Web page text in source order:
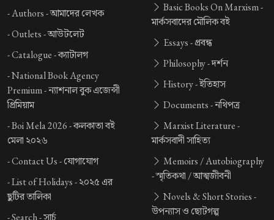
-Authors -আমাদের লেখক
-Outlets -আউটলেট
-Catalogue -ক্যাটালগ
-National Book Agency
Premium -ন্যাশনাল বুক এজেন্সী
প্রিমিয়াম
-Boi Mela 2026 -কলকাতা বই
মেলা ২০২৬
-Contact Us -যোগাযোগ
-List of Holidays -২০২৫ এর
ছুটির তালিকা
Basic Books On Marxism -
মার্কসবাদের মৌলিক বই
Essays -প্রবন্ধ
Philosophy -দর্শন
History -ইতিহাস
Documents -নথিপত্র
Marxist Literature -
মার্কসবাদী সাহিত্য
Memoirs / Autobiography
-স্মৃতিকথা / আত্মজীবনী
Novels & Short Stories -
উপন্যাস ও ছোটগল্প